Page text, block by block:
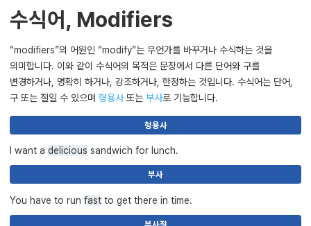
수식어, Modifiers
“modifiers”의 어원인 “modify”는 무언가를 바꾸거나 수식하는 것을
의미합니다. 이와 같이 수식어의 목적은 문장에서 다른 단어와 구를
변경하거나, 명확히 하거나, 강조하거나, 한정하는 것입니다. 수식어는 단어,
구 또는 절일 수 있으며 형용사또는 부사로 기능합니다.
형용사
I want a delicious sandwich for lunch.
부사
You have to run fast to get there in time.